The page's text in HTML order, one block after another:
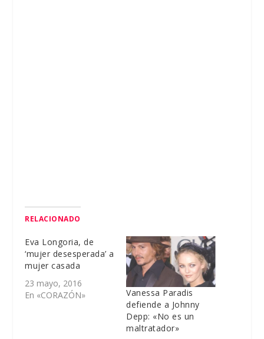
RELACIONADO
Eva Longoria, de
‘mujer desesperada’ a
mujer casada
23 mayo, 2016
En «CORAZÓN»
Vanessa Paradis
defiende a Johnny
Depp: «No es un
maltratador»